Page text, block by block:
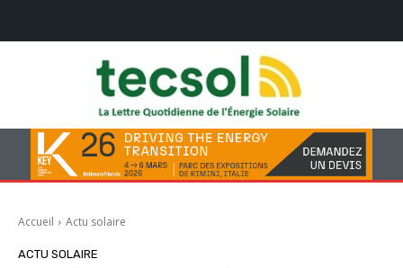
Accueil Actu solaire
ACTU SOLAIRE